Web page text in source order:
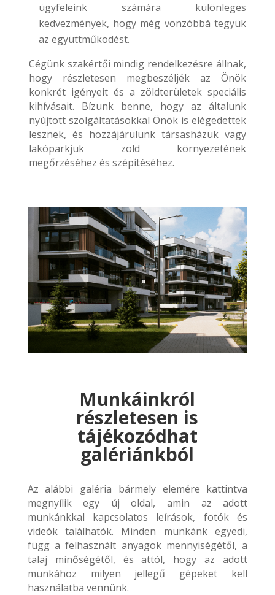
ügyfeleink számára különleges
kedvezmények, hogy még vonzóbbá tegyük
az együttműködést.
Cégünk szakértői mindig rendelkezésre állnak,
hogy részletesen megbeszéljék az Önök
konkrét igényeit és a zöldterületek speciális
kihívásait. Bízunk benne, hogy az általunk
nyújtott szolgáltatásokkal Önök is elégedettek
lesznek, és hozzájárulunk társasházuk vagy
lakóparkjuk zöld környezetének
megőrzéséhez és szépítéséhez.
Munkáinkról
részletesen is
tájékozódhat
galériánkból
Az alábbi galéria bármely elemére kattintva
megnyílik egy új oldal, amin az adott
munkánkkal kapcsolatos leírások, fotók és
videók találhatók. Minden munkánk egyedi,
függ a felhasznált anyagok mennyiségétől, a
talaj minőségétől, és attól, hogy az adott
munkához milyen jellegű gépeket kell
használatba vennünk.